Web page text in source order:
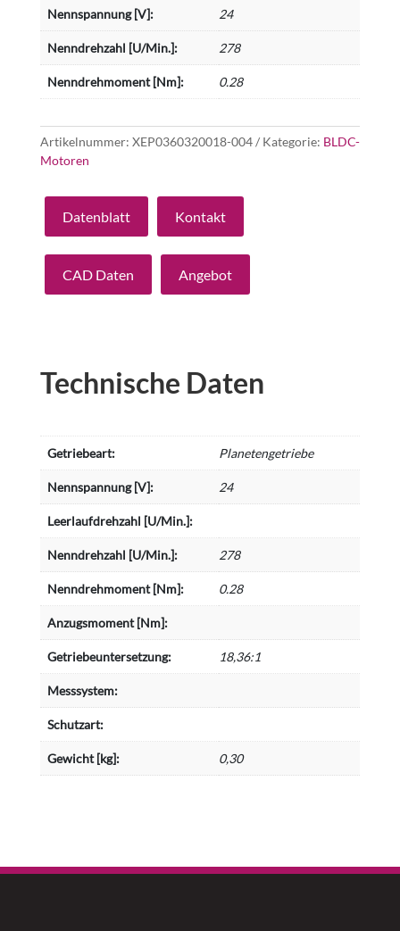
Nennspannung [V]: 24
Nenndrehzahl [U/Min.]: 278
Nenndrehmoment [Nm]: 0.28
Artikelnummer: XEP0360320018-004 Kategorie: BLDC-
Motoren
Datenblatt Kontakt
CAD Daten Angebot
Technische Daten
Getriebeart: Planetengetriebe
Nennspannung [V]: 24
Leerlaufdrehzahl [U/Min.]:
Nenndrehzahl [U/Min.]: 278
Nenndrehmoment [Nm]: 0.28
Anzugsmoment [Nm]:
Getriebeuntersetzung: 18,36:1
Messsystem:
Schutzart:
Gewicht [kg]: 0,30